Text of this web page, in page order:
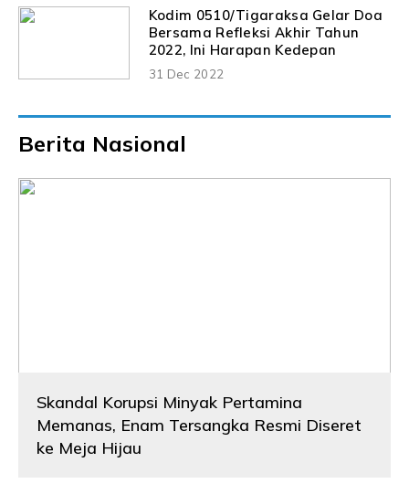
Kodim 0510/Tigaraksa Gelar Doa
Bersama Refleksi Akhir Tahun
2022, Ini Harapan Kedepan
31 Dec 2022
Berita Nasional
Skandal Korupsi Minyak Pertamina
Memanas, Enam Tersangka Resmi Diseret
ke Meja Hijau